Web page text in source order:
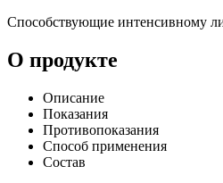
Способствующие интенсивному
О продукте
Описание
Показания
Противопоказания
Способ применения
Состав